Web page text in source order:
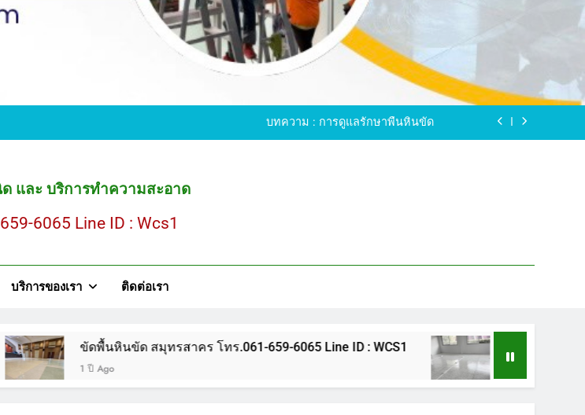
ขัดพื้นหินขัด อบต.แหลมบัวนครปฐม
ขัดพื้นหินอ่อน โทร.0616596065 ไลน์ WCS1
บทความ : การดูแลรักษาพื้นหินขัด
ขัดพื้นหินขัด สมุทรสาคร โทร.061-659-6065 Line ID : WCS1
และ บริการทำความสะอาด
6065 Line ID : Wcs1
บริการของเรา ติดต่อเรา
ขัดพื้นหินขัด สมุทรสาคร โทร.061-659-6065 Line ID : WCS1
1 ปี Ago
ขัดพื้นหินขัด อบต.แหลมบัวน
1 ปี Ago